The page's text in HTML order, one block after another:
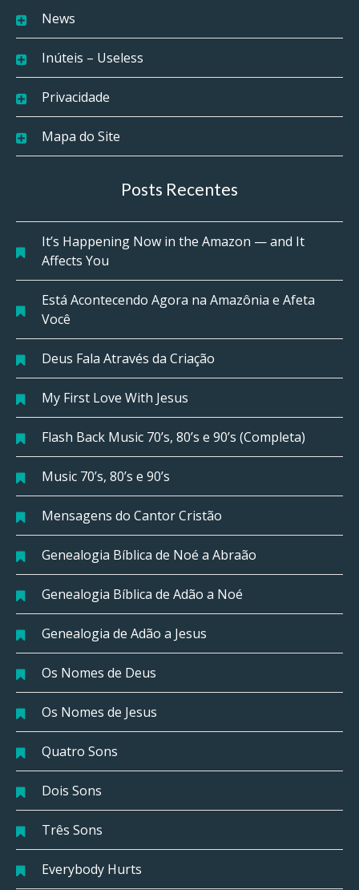
News
Inúteis – Useless
Privacidade
Mapa do Site
Posts Recentes
It’s Happening Now in the Amazon — and It
Affects You
Está Acontecendo Agora na Amazônia e Afeta
Você
Deus Fala Através da Criação
My First Love With Jesus
Flash Back Music 70’s, 80’s e 90’s (Completa)
Music 70’s, 80’s e 90’s
Mensagens do Cantor Cristão
Genealogia Bíblica de Noé a Abraão
Genealogia Bíblica de Adão a Noé
Genealogia de Adão a Jesus
Os Nomes de Deus
Os Nomes de Jesus
Quatro Sons
Dois Sons
Três Sons
Everybody Hurts